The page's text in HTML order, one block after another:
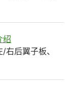
绍
后翼子板、